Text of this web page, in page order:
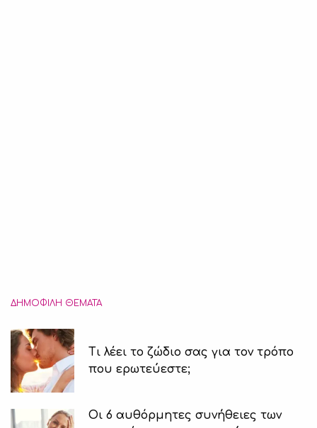
ΔΗΜΟΦΙΛΉ ΘΈΜΑΤΑ
Τι λέει το ζώδιο σας για τον τρόπο
που ερωτεύεστε;
Οι 6 αυθόρμητες συνήθειες των